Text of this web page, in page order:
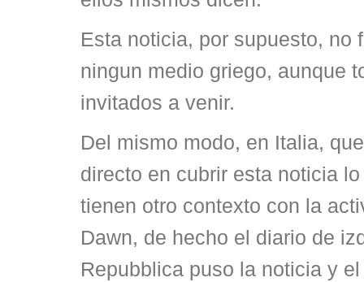
Esta noticia, por supuesto, no
ningun medio griego, aunque
invitados a venir.
Del mismo modo, en Italia,
directo en cubrir esta noticia
tienen otro contexto con la
Dawn, de hecho el diario de
Repubblica puso la noticia y